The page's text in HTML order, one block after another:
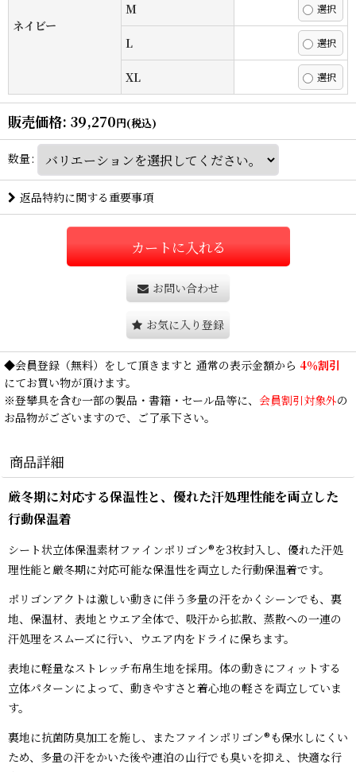
ネイビー
M
L
XL
販売価格: 39,270円(税込)
数量:
返品特約に関する重要事項
カートに入れる
お問い合わせ
お気に入り登録
◆会員登録 （無料）をして頂きますと 通常の表示金額から 4％割引
にてお買い物が頂けます。
※登攀具を含む一部の製品・書籍・セール品等に、 会員割引対象外の
お品物がございますので、ご了承下さい。
商品詳細
厳冬期に対応する保温性と、優れた汗処理性能を両立した
行動保温着
シート状立体保温素材ファインポリゴン®を3枚封入し、優れた汗処
理性能と厳冬期に対応可能な保温性を両立した行動保温着です。
ポリゴンアクトは激しい動きに伴う多量の汗をかくシーンでも、裏
地、保温材、表地とウエア全体で、吸汗から拡散、蒸散への一連の
汗処理をスムーズに行い、ウエア内をドライに保ちます。
表地に軽量なストレッチ布帛生地を採用。体の動きにフィットする
立体パターンによって、動きやすさと着心地の軽さを両立していま
す。
裏地に抗菌防臭加工を施し、またファインポリゴン®も保水しにくい
ため、多量の汗をかいた後や連泊の山行でも臭いを抑え、快適な行